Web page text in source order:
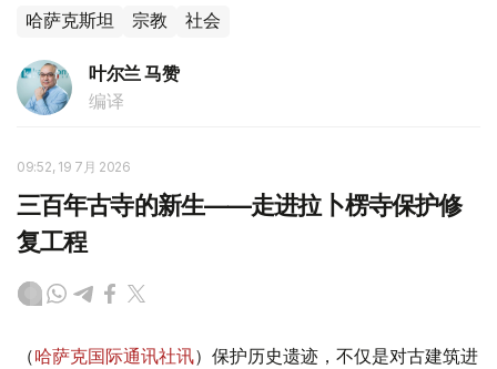
哈萨克斯坦 宗教 社会
叶尔兰 马赞
编译
09:52, 19 7月 2026
三百年古寺的新生——走进拉卜楞寺保护修
复工程
（哈萨克国际通讯社讯）保护历史遗迹，不仅是对古建筑进